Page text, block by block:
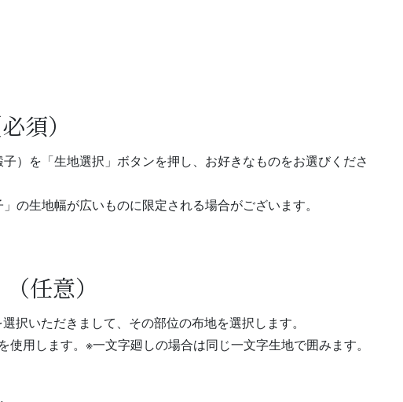
須）
）を「生地選択」ボタンを押し、お好きなものをお選びくださ
の生地幅が広いものに限定される場合がございます。
任意）
択いただきまして、その部位の布地を選択します。
用します。※一文字廻しの場合は同じ一文字生地で囲みます。